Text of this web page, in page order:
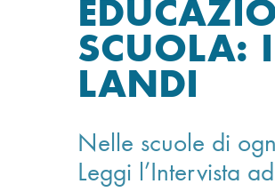
SCUOLA:
LANDI
Nelle scuole di
Leggi l’Intervista